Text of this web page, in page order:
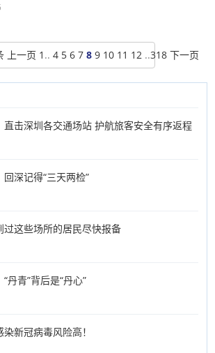
上一页 1 .. 4 5 6 7 8 9 10 11 12 ..318 下一页
直击深圳各交通场站 护航旅客安全有序返程
深记得“三天两检”
过这些场所的居民尽快报备
“丹青”背后是“丹心”
新冠病毒风险高！